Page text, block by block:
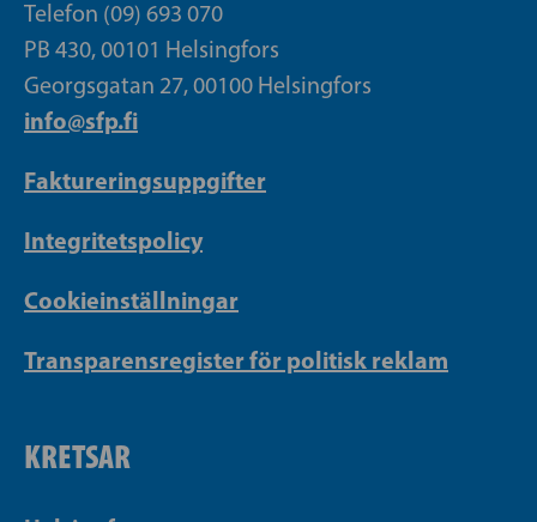
Telefon (09) 693 070
PB 430, 00101 Helsingfors
Georgsgatan 27, 00100 Helsingfors
info@sfp.fi
Faktureringsuppgifter
Integritetspolicy
Cookieinställningar
Transparensregister för politisk reklam
KRETSAR